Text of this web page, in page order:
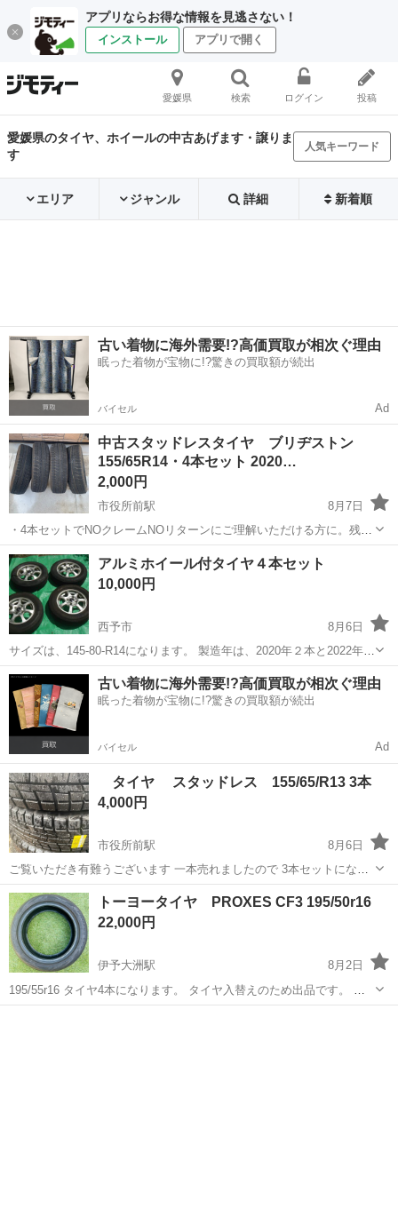
アプリならお得な情報を見逃さない！
インストール アプリで開く
愛媛県 検索 ログイン 投稿
愛媛県のタイヤ、ホイールの中古あげます・譲りま
す
人気キーワード
エリア ジャンル 詳細 新着順
古い着物に海外需要!?高価買取が相次ぐ理由
眠った着物が宝物に!?驚きの買取額が続出
バイセル Ad
中古スタッドレスタイヤ ブリヂストン
155/65R14・4本セット 2020…
2,000円
市役所前駅
8月7日
・4本セットでNOクレームNOリターンにご理解いただける方に。残り
溝は6mm程度です。 ・BRIGESTONE BLIZZAK VRXです。パンク修
理歴無しです。2026の冬も問題なく使用しました。 ・車検や予備のタ
イ...
愛媛 松山市 市役所前駅 タイヤ、ホイール
ブリヂストン
アルミホイール付タイヤ４本セット
10,000円
西予市
8月6日
サイズは、145-80-R14になります。 製造年は、2020年２本と2022年２
本になります。 取り外す前までは、普通に走っていました。
愛媛 西予市 タイヤ、ホイール
古い着物に海外需要!?高価買取が相次ぐ理由
眠った着物が宝物に!?驚きの買取額が続出
バイセル Ad
タイヤ スタッドレス 155/65/R13 3本
4,000円
市役所前駅
8月6日
ご覧いただき有難うございます 一本売れましたので 3本セットになり
ます 返品返金クレーム不可 装着後のトラブル等 責任を負いかねます
ので 宜しくお願い致します お問い合わせの返信の無い方 はトラブル
防止の為 ご遠慮ください
愛媛 松山市 市役所前駅
トーヨータイヤ PROXES CF3 195/50r16
22,000円
伊予大洲駅
8月2日
195/55r16 タイヤ4本になります。 タイヤ入替えのため出品です。 ・
トーヨータイヤPROXES CF3（0424） ※2024年製のタイヤとなりま